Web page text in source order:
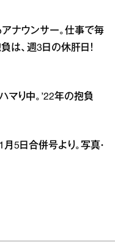
ナウンサー。仕事で毎
は、週3日の休肝日！
マり中。’22年の抱負
5日合併号より。写真・